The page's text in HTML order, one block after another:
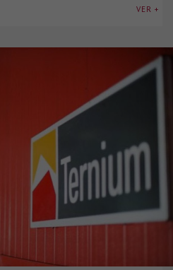
VER +